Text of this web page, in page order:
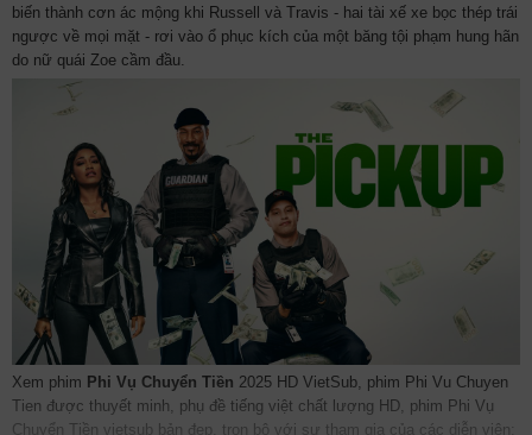
biến thành cơn ác mộng khi Russell và Travis - hai tài xế xe bọc thép trái
ngược về mọi mặt - rơi vào ổ phục kích của một băng tội phạm hung hãn
do nữ quái Zoe cầm đầu.
Xem phim Phi Vụ Chuyển Tiền 2025 HD VietSub, phim Phi Vu Chuyen
Tien được thuyết minh, phụ đề tiếng việt chất lượng HD, phim Phi Vụ
Chuyển Tiền vietsub bản đẹp, trọn bộ với sự tham gia của các diễn viên: